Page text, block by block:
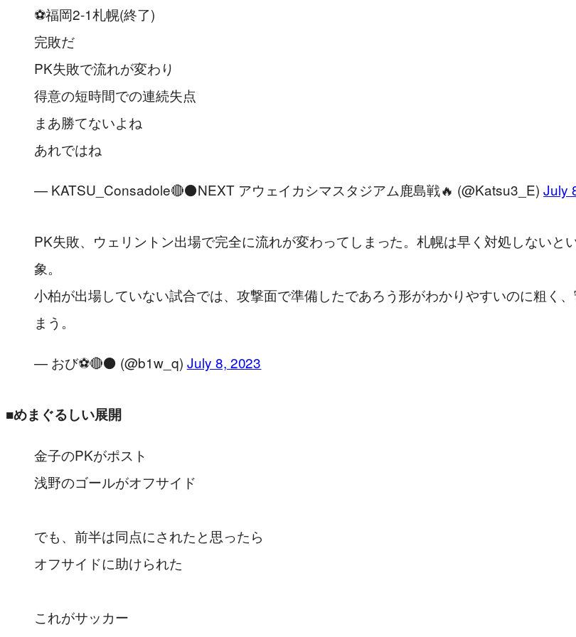
⚽福岡2-1札幌(終了)
完敗だ
PK失敗で流れが変わり
得意の短時間での連続失点
まあ勝てないよね
あれではね
— KATSU_Consadole🔴⚫NEXT アウェイカシマスタジアム鹿島戦🔥 (@Katsu3_E) July
PK失敗、ウェリントン出場で完全に流れが変わってしまった。札幌は早く対処しない
象。
小柏が出場していない試合では、攻撃面で準備したであろう形がわかりやすいのに粗く
まう。
— おび⚽️🔴⚫️ (@b1w_q) July 8, 2023
■めまぐるしい展開
金子のPKがポスト
浅野のゴールがオフサイド
でも、前半は同点にされたと思ったら
オフサイドに助けられた
これがサッカー